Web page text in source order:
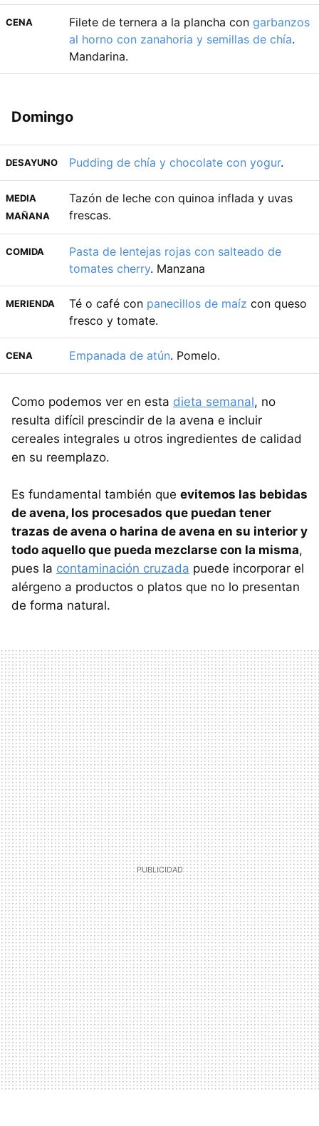
CENA Filete de ternera a la plancha con garbanzos
al horno con zanahoria y semillas de chía.
Mandarina.
Domingo
DESAYUNO Pudding de chía y chocolate con yogur.
MEDIA
MAÑANA
Tazón de leche con quinoa inflada y uvas
frescas.
COMIDA
Pasta de lentejas rojas con salteado de
tomates cherry. Manzana
MERIENDA Té o café con panecillos de maíz con queso
fresco y tomate.
CENA Empanada de atún. Pomelo.
Como podemos ver en esta dieta semanal, no
resulta difícil prescindir de la avena e incluir
cereales integrales u otros ingredientes de calidad
en su reemplazo.
Es fundamental también que evitemos las bebidas
de avena, los procesados que puedan tener
trazas de avena o harina de avena en su interior y
todo aquello que pueda mezclarse con la misma,
pues la contaminación cruzada puede incorporar el
alérgeno a productos o platos que no lo presentan
de forma natural.